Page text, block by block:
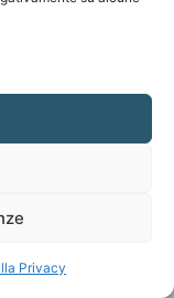
Privacy